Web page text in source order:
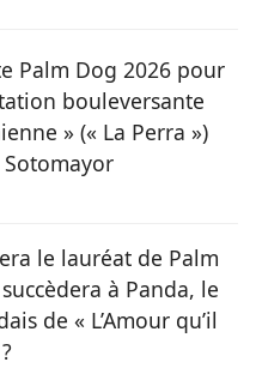
hobby, un métier !
Palm Dog 2026 pour
bouleversante
» (« La Perra »)
le lauréat de Palm
à Panda, le
de « L’Amour qu’il